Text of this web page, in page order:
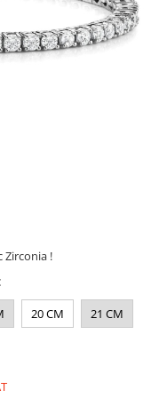
Zirconia !
20 CM 21 CM